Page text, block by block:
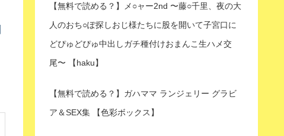
【無料で読める？】メ○ャー2nd 〜藤○千里、夜の大
人のおち○ぽ探しおじ様たちに股を開いて子宮口に
どぴゅどぴゅ中出しガチ種付けおまんこ生ハメ交
尾〜 【haku】
【無料で読める？】ガハママ ランジェリー グラビ
ア＆SEX集 【色彩ボックス】